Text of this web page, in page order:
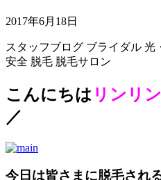
2017年6月18日
スタッフブログ ブライダル 光
安全 脱毛 脱毛サロン
こんにちは リンリ
／
今日は皆さまに脱毛され